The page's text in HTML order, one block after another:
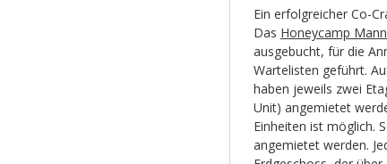
Ein erfolgreicher Co-
Das Honeycamp
ausgebucht, für die
Wartelisten geführt.
haben jeweils zwei
Unit) angemietet
Einheiten ist möglich.
angemietet werden.